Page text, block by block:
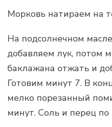
Морковь натираем на
На подсолнечном
добавляем лук, потом
баклажана отжать и
Готовим минут 7. В
мелко порезанный
минут. Соль и перец по